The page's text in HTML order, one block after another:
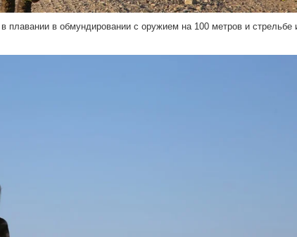
плавании в обмундировании с оружием на 100 метров и стрельбе